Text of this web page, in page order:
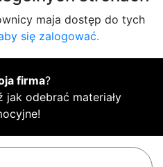
maja dostęp do tych
się zalogować.
firma?
jak odebrać materiały